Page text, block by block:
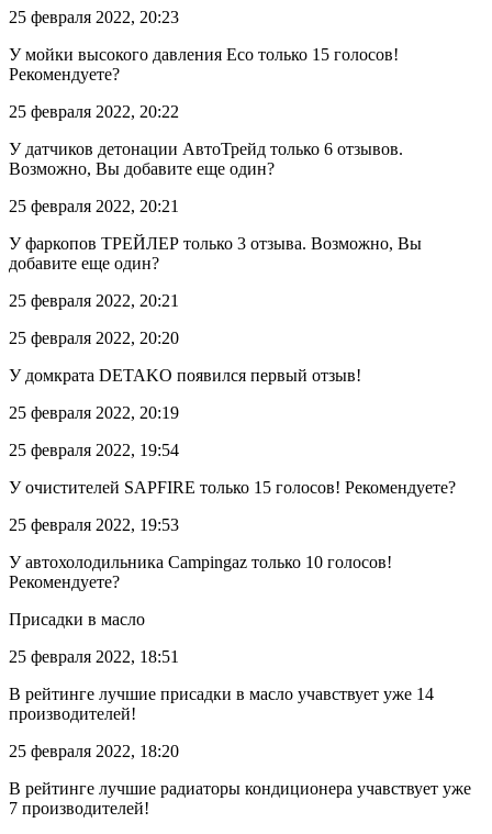
25 февраля 2022, 20:23
У мойки высокого давления Eco только 15 голосов!
Рекомендуете?
25 февраля 2022, 20:22
У датчиков детонации АвтоТрейд только 6 отзывов.
Возможно, Вы добавите еще один?
25 февраля 2022, 20:21
У фаркопов ТРЕЙЛЕР только 3 отзыва. Возможно, Вы
добавите еще один?
25 февраля 2022, 20:21
25 февраля 2022, 20:20
У домкрата DETAKO появился первый отзыв!
25 февраля 2022, 20:19
25 февраля 2022, 19:54
У очистителей SAPFIRE только 15 голосов! Рекомендуете?
25 февраля 2022, 19:53
У автохолодильника Campingaz только 10 голосов!
Рекомендуете?
Присадки в масло
25 февраля 2022, 18:51
В рейтинге лучшие присадки в масло учавствует уже 14
производителей!
25 февраля 2022, 18:20
В рейтинге лучшие радиаторы кондиционера учавствует уже
7 производителей!